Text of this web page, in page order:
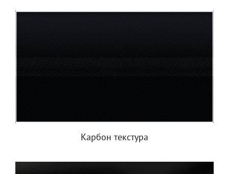
Карбон текстура